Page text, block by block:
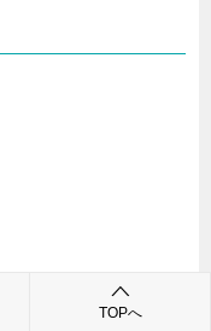
TOPへ